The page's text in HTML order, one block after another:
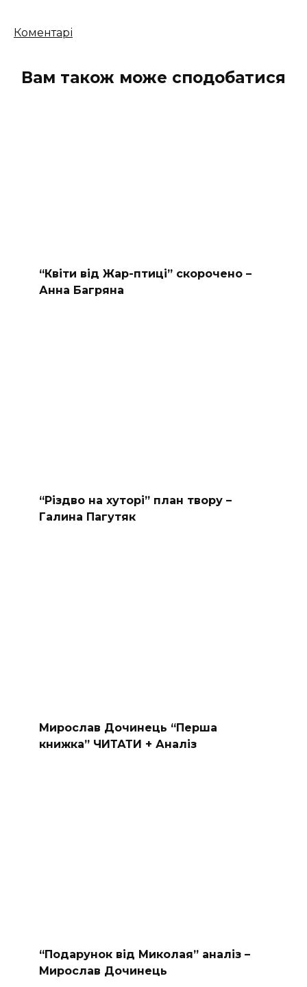
Кількість
Коментарі
Вам також може сподобатися
“Квіти від Жар-птиці” скорочено –
Анна Багряна
“Різдво на хуторі” план твору –
Галина Пагутяк
Мирослав Дочинець “Перша
книжка” ЧИТАТИ + Аналіз
“Подарунок від Миколая” аналіз –
Мирослав Дочинець